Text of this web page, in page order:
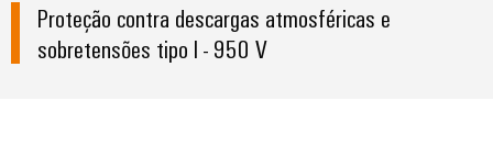
Proteção contra descargas atmosféricas e
sobretensões tipo I - 950 V